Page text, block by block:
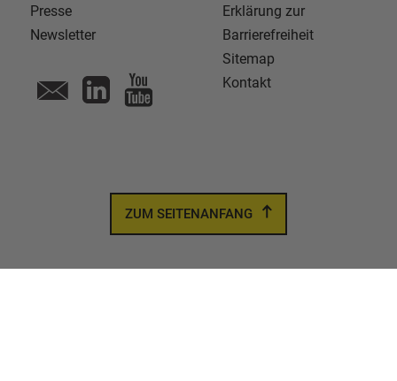
Presse
Newsletter
Erklärung zur
Barrierefreiheit
Sitemap
Kontakt
ZUM SEITENANFANG